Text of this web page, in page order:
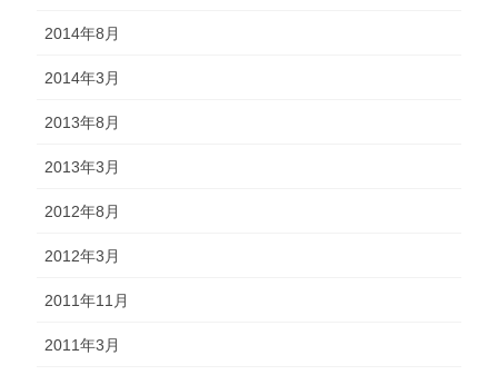
2014年8月
2014年3月
2013年8月
2013年3月
2012年8月
2012年3月
2011年11月
2011年3月